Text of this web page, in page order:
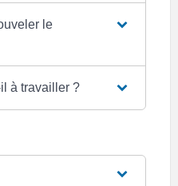
le
à travailler ?